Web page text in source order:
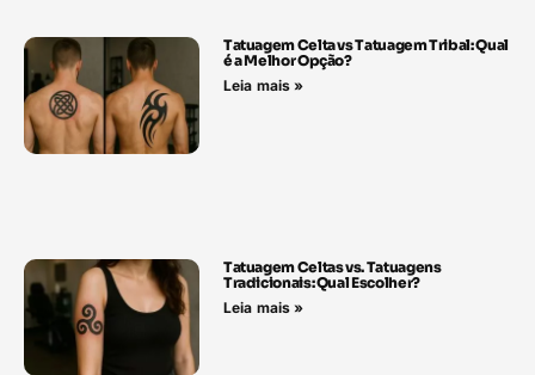
Tatuagem Celta vs Tatuagem Tribal: Qual
é a Melhor Opção?
Leia mais »
Tatuagem Celtas vs. Tatuagens
Tradicionais: Qual Escolher?
Leia mais »